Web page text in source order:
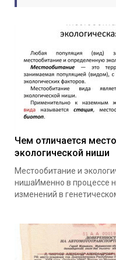
Чем отличается
экологической ниши
Местообитание и
нишаИменно в процессе
изменений в